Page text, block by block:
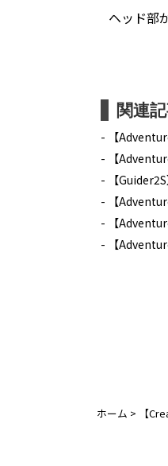
ヘッド部
関連
【
【
【
【
【
【
ホーム > 【